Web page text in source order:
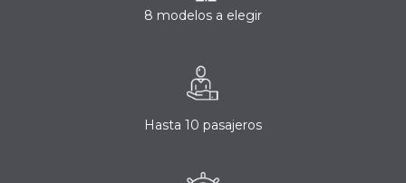
8 modelos a elegir
Hasta 10 pasajeros